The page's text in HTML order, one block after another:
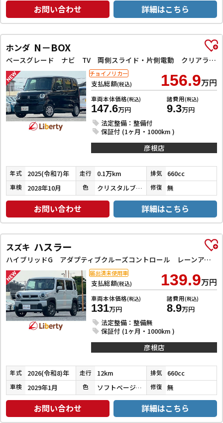
お問い合わせ 詳細はこちら
ホンダ N－BOX
ベースグレード ナビ TV 両側スライド・片側電動 クリアランスソナー オートクルーズコントロール レーンアシスト 衝突被害軽減システム オートライト LEDヘッドランプ スマートキー
支払総額(税込) 156.9万円
車両本体価格(税込)
147.6万円
諸費用(税込)
9.3万円
法定整備：整備付
保証付 (1ヶ月・1000km )
チョイノリカー
彦根店
年式 2025(令和7)年 走行 0.1万km 排気 660cc
車検 2028年10月 色 クリスタルブラックパール 修復 無
お問い合わせ 詳細はこちら
スズキ ハスラー
ハイブリッドG アダプティブクルーズコントロール レーンアシスト 衝突被害軽減システム オートライト LEDヘッドランプ スマートキー アイドリングストップ 電動格納ミラー シートヒーター CVT
支払総額(税込) 139.9万円
車両本体価格(税込)
131万円
諸費用(税込)
8.9万円
法定整備：整備無
保証付 (1ヶ月・1000km )
届出済未使用車
彦根店
年式 2026(令和8)年 走行 12km 排気 660cc
車検 2029年1月 色 ソフトベージュメタリック 修復 無
お問い合わせ 詳細はこちら